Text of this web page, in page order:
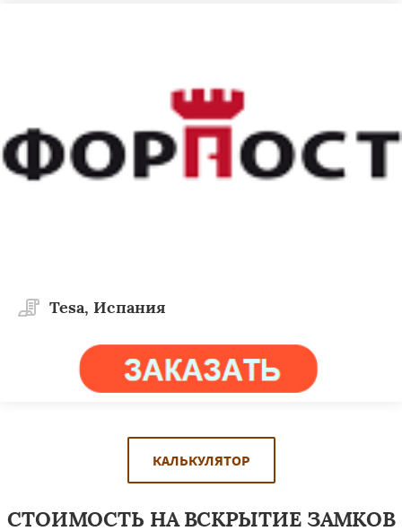
Tesa, Испания
КАЛЬКУЛЯТОР
СТОИМОСТЬ НА ВСКРЫТИЕ ЗАМКОВ